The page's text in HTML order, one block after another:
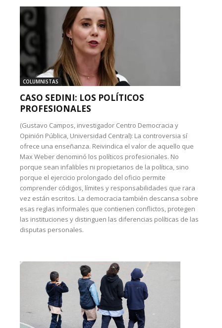
COLUMNISTAS
CASO SEDINI: LOS POLÍTICOS
PROFESIONALES
(Gustavo Campos, investigador Centro Democracia y
Opinión Pública, Universidad Central): La controversia sí
ofrece una enseñanza. Reivindica el valor de aquello que
Max Weber denominó los políticos profesionales. No
porque sean infalibles ni propietarios de la política, sino
porque el ejercicio prolongado del oficio permite
comprender códigos, límites y responsabilidades que rara
vez están escritos. La democracia también descansa sobre
esas reglas informales que contienen conflictos, protegen
las instituciones y distinguen las diferencias políticas de las
disputas personales.